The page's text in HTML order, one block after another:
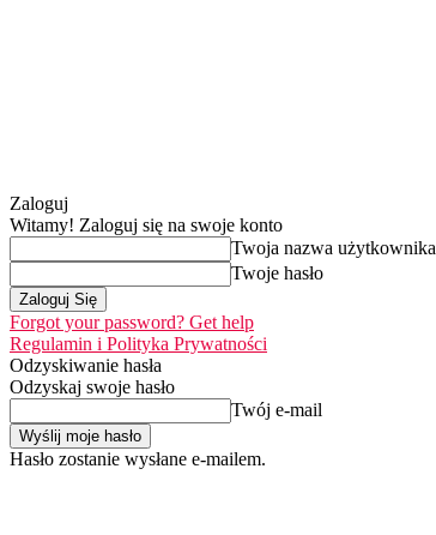
Zaloguj
Witamy! Zaloguj się na swoje konto
Twoja nazwa użytkownika
Twoje hasło
Forgot your password? Get help
Regulamin i Polityka Prywatności
Odzyskiwanie hasła
Odzyskaj swoje hasło
Twój e-mail
Hasło zostanie wysłane e-mailem.